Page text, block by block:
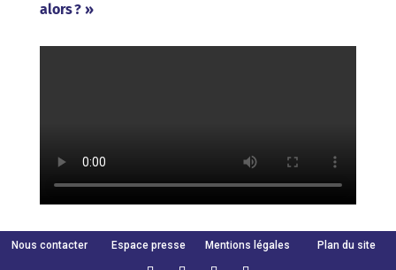
alors ? »
Nous contacter Espace presse Mentions légales Plan du site